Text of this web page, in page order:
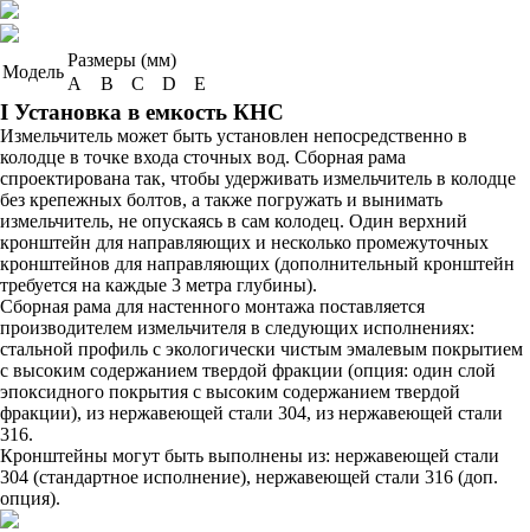
Модель
Размеры (мм)
А
B C D E
I Установка в емкость КНС
Измельчитель может быть установлен непосредственно в
колодце в точке входа сточных вод. Сборная рама
спроектирована так, чтобы удерживать измельчитель в колодце
без крепежных болтов, а также погружать и вынимать
измельчитель, не опускаясь в сам колодец. Один верхний
кронштейн для направляющих и несколько промежуточных
кронштейнов для направляющих (дополнительный кронштейн
требуется на каждые 3 метра глубины).
Сборная рама для настенного монтажа поставляется
производителем измельчителя в следующих исполнениях:
стальной профиль с экологически чистым эмалевым покрытием
с высоким содержанием твердой фракции (опция: один слой
эпоксидного покрытия с высоким содержанием твердой
фракции), из нержавеющей стали 304, из нержавеющей стали
316.
Кронштейны могут быть выполнены из: нержавеющей стали
304 (стандартное исполнение), нержавеющей стали 316 (доп.
опция).